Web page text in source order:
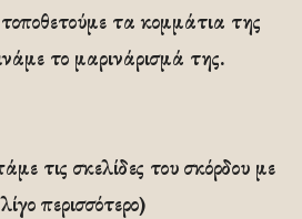
τα κομμάτια της
το μαρινάρισμά της.
τις σκελίδες του σκόρδου με
περισσότερο)